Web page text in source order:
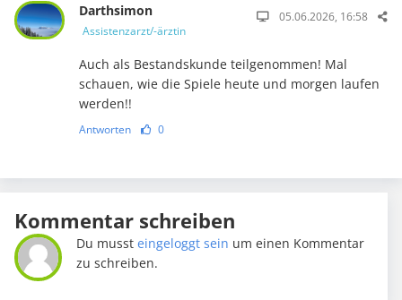
Darthsimon
Assistenzarzt/-ärztin
05.06.2026, 16:58
Auch als Bestandskunde teilgenommen! Mal
schauen, wie die Spiele heute und morgen laufen
werden!!
Antworten 0
Kommentar schreiben
Du mussteingeloggt sein um einen Kommentar
zu schreiben.